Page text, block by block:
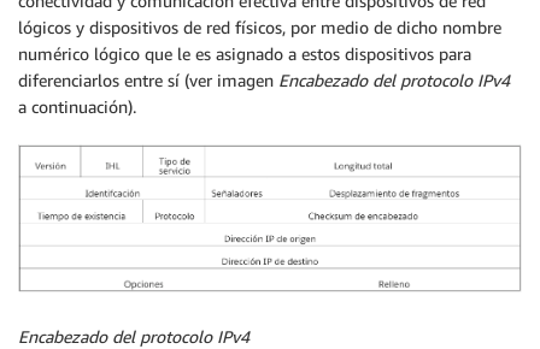
lógicos y dispositivos de red físicos, por medio de dicho nombre
numérico lógico que le es asignado a estos dispositivos para
diferenciarlos entre sí (ver imagen Encabezado del protocolo IPv4
a continuación).
Encabezado del protocolo IPv4